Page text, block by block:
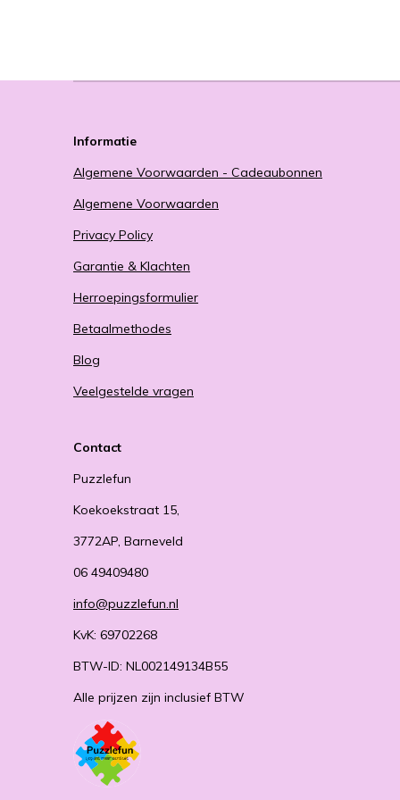
Informatie
Algemene Voorwaarden - Cadeaubonnen
Algemene Voorwaarden
Privacy Policy
Garantie & Klachten
Herroepingsformulier
Betaalmethodes
Blog
Veelgestelde vragen
Contact
Puzzlefun
Koekoekstraat 15,
3772AP, Barneveld
06 49409480
info@puzzlefun.nl
KvK: 69702268
BTW-ID: NL002149134B55
Alle prijzen zijn inclusief BTW